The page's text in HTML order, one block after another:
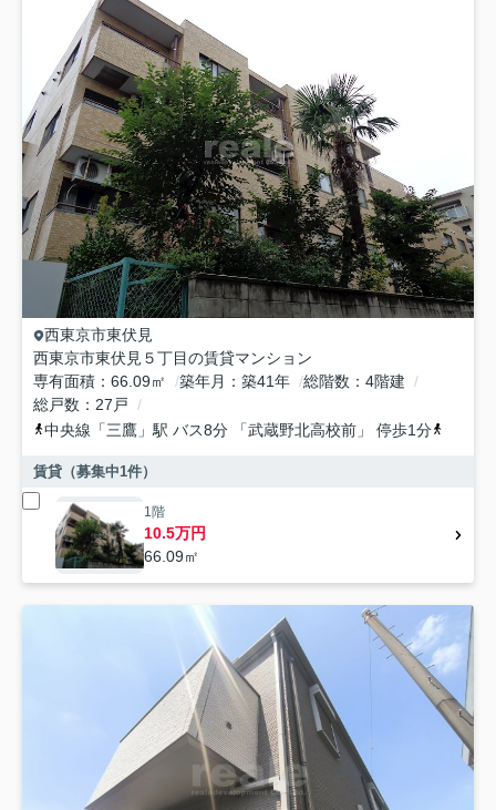
西東京市東伏見
西東京市東伏見５丁目の賃貸マンション
専有面積
66.09㎡ 築年月 築41年 総階数
4階建
総戸数
27戸
中央線 「三鷹 」駅 バス8分 「武蔵野北高校前」 停歩1分
賃貸（募集中1件）
1階
10.5万円
66.09㎡